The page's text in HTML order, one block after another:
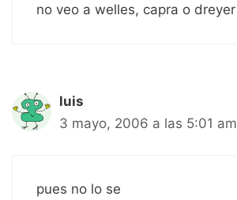
no veo a welles, capra o dreyer
luis
3 mayo, 2006 a las 5:01 am
pues no lo se